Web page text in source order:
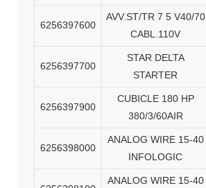
6256397600
AVV.ST/TR 7 5 V40/70
CABL.110V
6256397700
STAR DELTA
STARTER
6256397900
CUBICLE 180 HP
380/3/60AIR
6256398000
ANALOG WIRE 15-40
INFOLOGIC
ANALOG WIRE 15-40